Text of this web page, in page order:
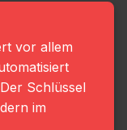
vor allem
Schlüssel
im